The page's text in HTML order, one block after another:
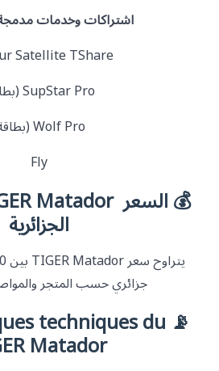
اشتراكات وخدمات
Satellite TShare
SupStar Pro (بطاقة)
Wolf Pro (بطاقة)
Fly
💰 السعر Matador
الجزائرية
جزائري حسب المتجر
techniques du
Matador